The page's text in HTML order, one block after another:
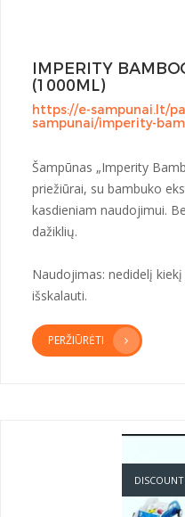
IMPERITY
(1000ML)
https://e-sampunai.lt/
sampunai/imperity-
Šampūnas „Imperity
priežiūrai, su bambuko
kasdieniam naudojimui.
dažiklių.
Naudojimas: nedidelį
išskalauti.
PERŽIŪRĖTI